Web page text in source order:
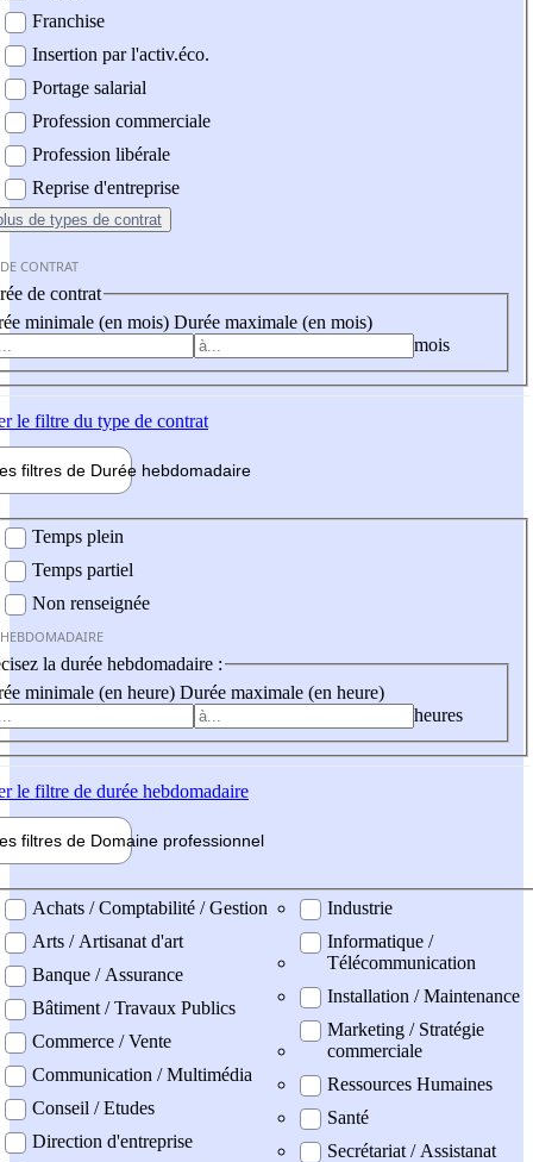
Franchise
Insertion par l'activ.éco.
Portage salarial
Profession commerciale
Profession libérale
Reprise d'entreprise
de types de contrat
CONTRAT
de contrat
minimale (en mois) Durée maximale (en mois)
mois
le filtre du type de contrat
filtres de Durée hebdomadaire
Temps plein
Temps partiel
Non renseignée
la durée hebdomadaire :
minimale (en heure) Durée maximale (en heure)
heures
le filtre de durée hebdomadaire
filtres de Domaine professionnel
professionel
Achats / Comptabilité / Gestion
Arts / Artisanat d'art
Banque / Assurance
Bâtiment / Travaux Publics
Commerce / Vente
Communication / Multimédia
Conseil / Etudes
Direction d'entreprise
Industrie
Informatique /
Télécommunication
Installation / Maintenance
Marketing / Stratégie
commerciale
Ressources Humaines
Santé
Secrétariat / Assistanat